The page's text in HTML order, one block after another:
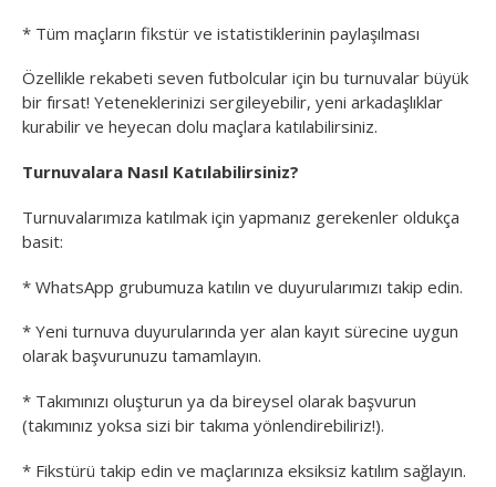
* Tüm maçların fikstür ve istatistiklerinin paylaşılması
Özellikle rekabeti seven futbolcular için bu turnuvalar büyük
bir fırsat! Yeteneklerinizi sergileyebilir, yeni arkadaşlıklar
kurabilir ve heyecan dolu maçlara katılabilirsiniz.
Turnuvalara Nasıl Katılabilirsiniz?
Turnuvalarımıza katılmak için yapmanız gerekenler oldukça
basit:
* WhatsApp grubumuza katılın ve duyurularımızı takip edin.
* Yeni turnuva duyurularında yer alan kayıt sürecine uygun
olarak başvurunuzu tamamlayın.
* Takımınızı oluşturun ya da bireysel olarak başvurun
(takımınız yoksa sizi bir takıma yönlendirebiliriz!).
* Fikstürü takip edin ve maçlarınıza eksiksiz katılım sağlayın.